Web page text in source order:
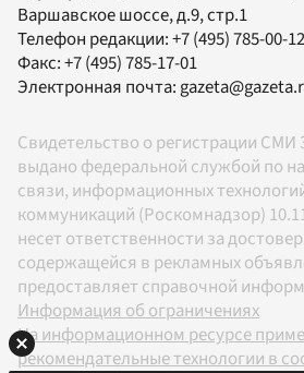
Варшавское шоссе, д.9, стр.1
Телефон редакции:+7 (495) 785-00-12
Факс:+7 (495) 785-17-01
Электронная почта:
Свидетельство о регистрации
выдано федеральной службой по
связи, информационных
коммуникаций (Роскомнадзор)
несет ответственности за
содержащейся в рекламных
предоставляет справочной
Информация об ограничениях
На информационном ресурсе
рекомендательные технологии в